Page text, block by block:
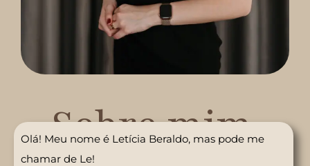
Sobre mim
Olá! Meu nome é Letícia Beraldo, mas pode me
chamar de Le!